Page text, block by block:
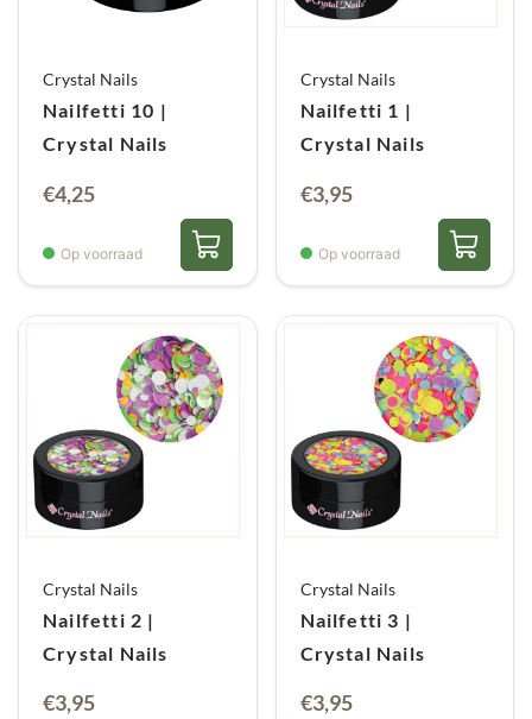
Crystal Nails
Nailfetti 10 |
Crystal Nails
€4,25
Op voorraad
Crystal Nails
Nailfetti 1 |
Crystal Nails
€3,95
Op voorraad
Crystal Nails
Nailfetti 2 |
Crystal Nails
€3,95
Crystal Nails
Nailfetti 3 |
Crystal Nails
€3,95